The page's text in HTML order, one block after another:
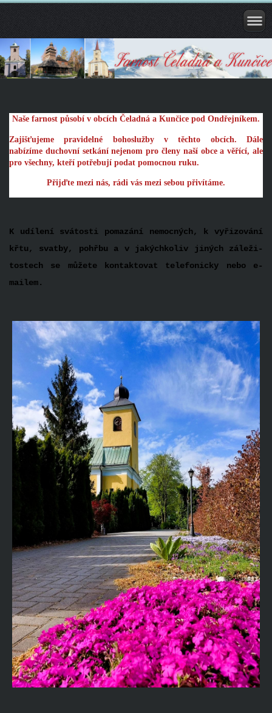
Naše farnost působí v obcích Čeladná a Kunčice pod Ondřejníkem.
Zajišťujeme pravidelné bohoslužby v těchto obcích. Dále
nabízíme duchovní setkání nejenom pro členy naší obce a věřící, ale
pro všechny, kteří potřebují podat pomocnou ruku.
Přijďte mezi nás, rádi vás mezi sebou přivítáme.
K udílení svátosti pomazání ne­mocných, k vyřizování
křtu, svatby, pohřbu a v jakýchkoliv jiných záleži­
tostech se můžete kontakto­vat telefonicky nebo e-
mailem.